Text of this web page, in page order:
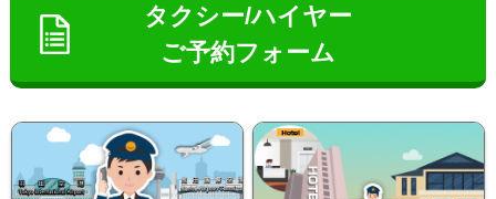
タクシー/ハイヤー
ご予約フォーム